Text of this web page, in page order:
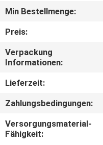
SIE
MIT
UNS
IN
VERBINDUNG
NACHRICHTEN
Min Bestellmenge:
Preis:
Verpackung
Informationen:
Lieferzeit:
Zahlungsbedingungen:
Versorgungsmaterial-
Fähigkeit: